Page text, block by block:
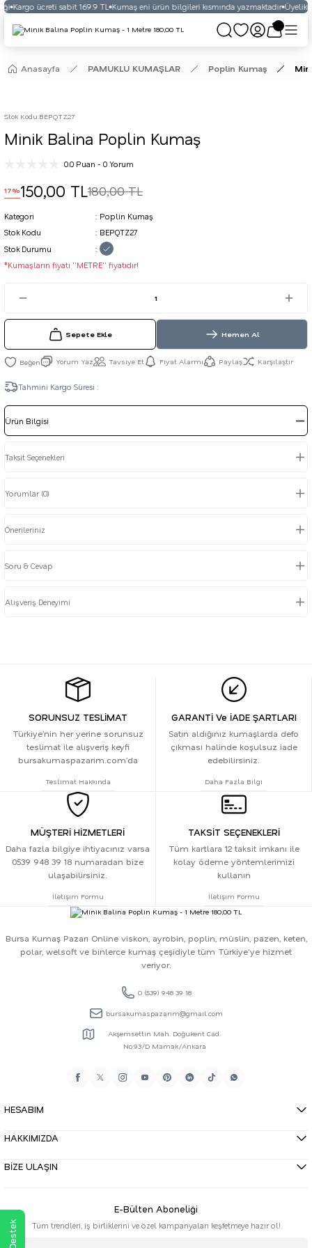
Kargo ücreti sabit 169.9 TL Kumaş eni ürün bilgileri kısmında yazmaktadır Üyelikli
Anasayfa PAMUKLU KUMAŞLAR Poplin Kumaş
Stok Kodu:BEPQTZ27
Minik Balina Poplin Kumaş
0.0 Puan - 0 Yorum
17%150,00 TL180,00 TL
Kategori
Poplin Kumaş
Stok Kodu
BEPQTZ27
Stok Durumu
*Kumaşların fiyatı ''METRE'' fiyatıdır!
Sepete Ekle Hemen Al
Yorum Yaz Tavsiye Et Fiyat Alarmı Paylaş Karşılaştır
Tahmini Kargo Süresi :
Ürün Bilgisi
Taksit Seçenekleri
Yorumlar (0)
Önerileriniz
Soru & Cevap
Alışveriş Deneyimi
SORUNSUZ TESLİMAT
Türkiye’nin her yerine sorunsuz
teslimat ile alışveriş keyfi
bursakumaspazarim.com’da
Teslimat Hakkında
GARANTİ Ve İADE ŞARTLARI
Satın aldığınız kumaşlarda defo
çıkması halinde koşulsuz iade
edebilirsiniz.
Daha Fazla Bilgi
MÜŞTERİ HİZMETLERİ
Daha fazla bilgiye ihtiyacınız varsa
0539 948 39 18 numaradan bize
ulaşabilirsiniz.
İletişim Formu
TAKSİT SEÇENEKLERİ
Tüm kartlara 12 taksit imkanı ile
kolay ödeme yöntemlerimizi
kullanın
İletişim Formu
Bursa Kumaş Pazarı Online viskon, ayrobin, poplin, müslin, pazen, keten,
polar, welsoft ve binlerce kumaş çeşidiyle tüm Türkiye'ye hizmet
veriyor.
0 (539) 948 39 18
bursakumaspazarim@gmail.com
Akşemsettin Mah. Doğukent Cad.
No:93/D Mamak/Ankara
HESABIM
HAKKIMIZDA
BİZE ULAŞIN
E-Bülten Aboneliği
Tüm trendleri, iş birliklerini ve özel kampanyaları keşfetmeye hazır ol!